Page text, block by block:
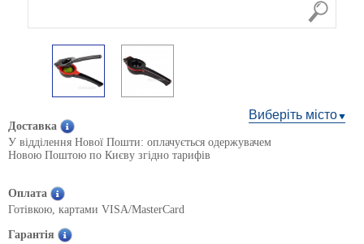
Виберіть місто
Доставка
У відділення Нової Пошти: оплачується одержувачем
Новою Поштою по Києву згідно тарифів
Оплата
Готівкою, картами VISA/MasterCard
Гарантія